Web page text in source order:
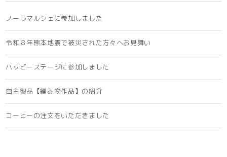
ノーラマルシェに参加しました
令和８年熊本地震で被災された方々へお見舞い
ハッピーステージに参加しました
自主製品【編み物作品】の紹介
コーヒーの注文をいただきました